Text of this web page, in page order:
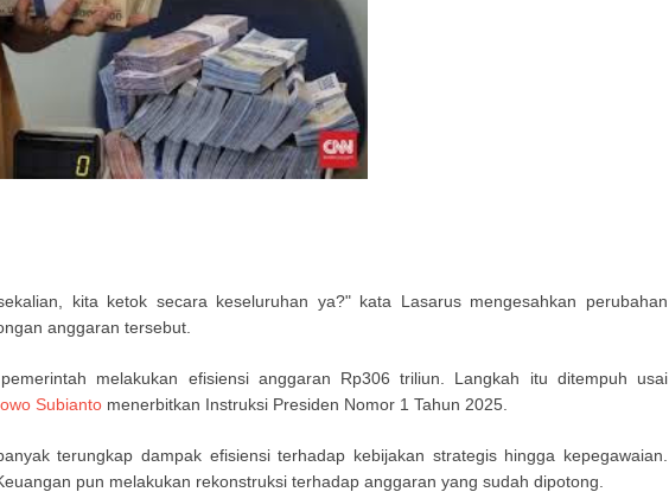
kita ketok secara keseluruhan ya?" kata Lasarus mengesahkan perubahan
anggaran tersebut.
melakukan efisiensi anggaran Rp306 triliun. Langkah itu ditempuh usai
Subianto menerbitkan Instruksi Presiden Nomor 1 Tahun 2025.
terungkap dampak efisiensi terhadap kebijakan strategis hingga kepegawaian.
pun melakukan rekonstruksi terhadap anggaran yang sudah dipotong.